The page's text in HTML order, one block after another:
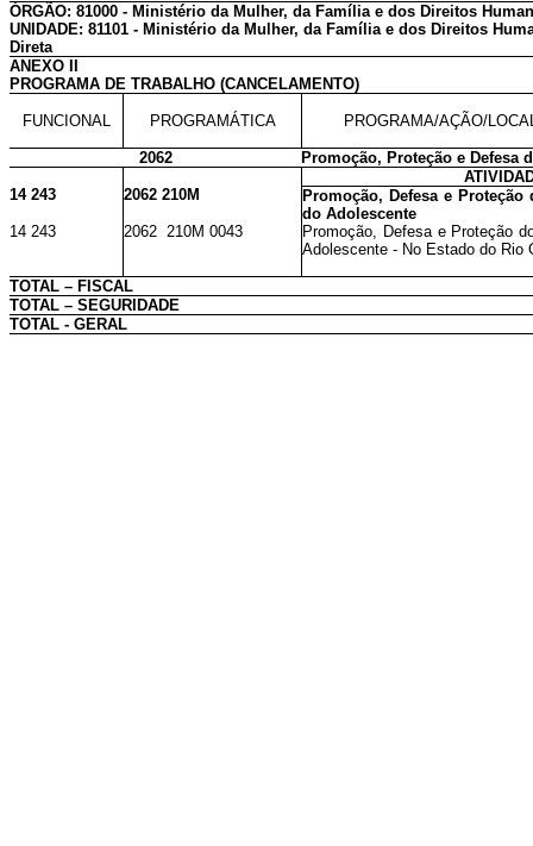
ÓRGÃO: 81000 - Ministério da Mulher, da Família e dos Direitos
UNIDADE: 81101 - Ministério da Mulher, da Família e dos Direitos
Direta
ANEXO II
PROGRAMA DE TRABALHO (CANCELAMENTO)
FUNCIONAL PROGRAMÁTICA PROGRAMA/AÇÃO/
2062
Promoção, Proteção e Defesa
14 243
2062 210M
Promoção, Defesa e
do Adolescente
14 243
2062 210M 0043
Promoção, Defesa e Proteção
Adolescente - No Estado do Rio
TOTAL – FISCAL
TOTAL – SEGURIDADE
TOTAL - GERAL